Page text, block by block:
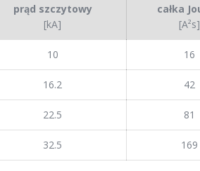
prąd szczytowy
[kA]
całka
[A²s]
10 16
16.2 42
22.5 81
32.5 169